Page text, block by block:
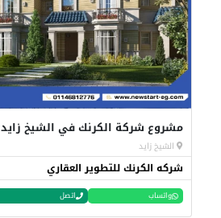
مشروع شركة الكرنك في الشيخ زايد
الشيخ زايد
شركه الكرنك للتطوير العقاري
واتساب اتصل